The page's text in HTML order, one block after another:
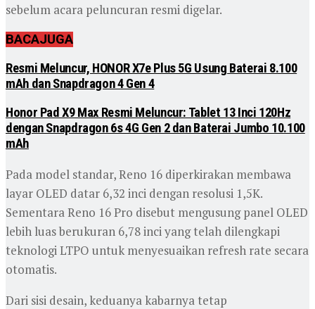
sebelum acara peluncuran resmi digelar.
BACAJUGA
Resmi Meluncur, HONOR X7e Plus 5G Usung Baterai 8.100
mAh dan Snapdragon 4 Gen 4
Honor Pad X9 Max Resmi Meluncur: Tablet 13 Inci 120Hz
dengan Snapdragon 6s 4G Gen 2 dan Baterai Jumbo 10.100
mAh
Pada model standar, Reno 16 diperkirakan membawa
layar OLED datar 6,32 inci dengan resolusi 1,5K.
Sementara Reno 16 Pro disebut mengusung panel OLED
lebih luas berukuran 6,78 inci yang telah dilengkapi
teknologi LTPO untuk menyesuaikan refresh rate secara
otomatis.
Dari sisi desain, keduanya kabarnya tetap